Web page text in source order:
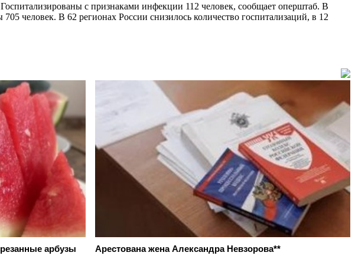
с признаками инфекции 112 человек, сообщает оперштаб. В
человек. В 62 регионах России снизилось количество госпитализаций, в 12
арбузы Арестована жена Александра Невзорова**